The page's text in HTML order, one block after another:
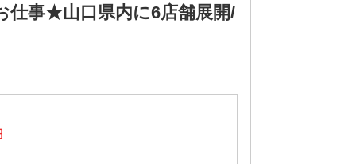
仕事★山口県内に6店舗展開/